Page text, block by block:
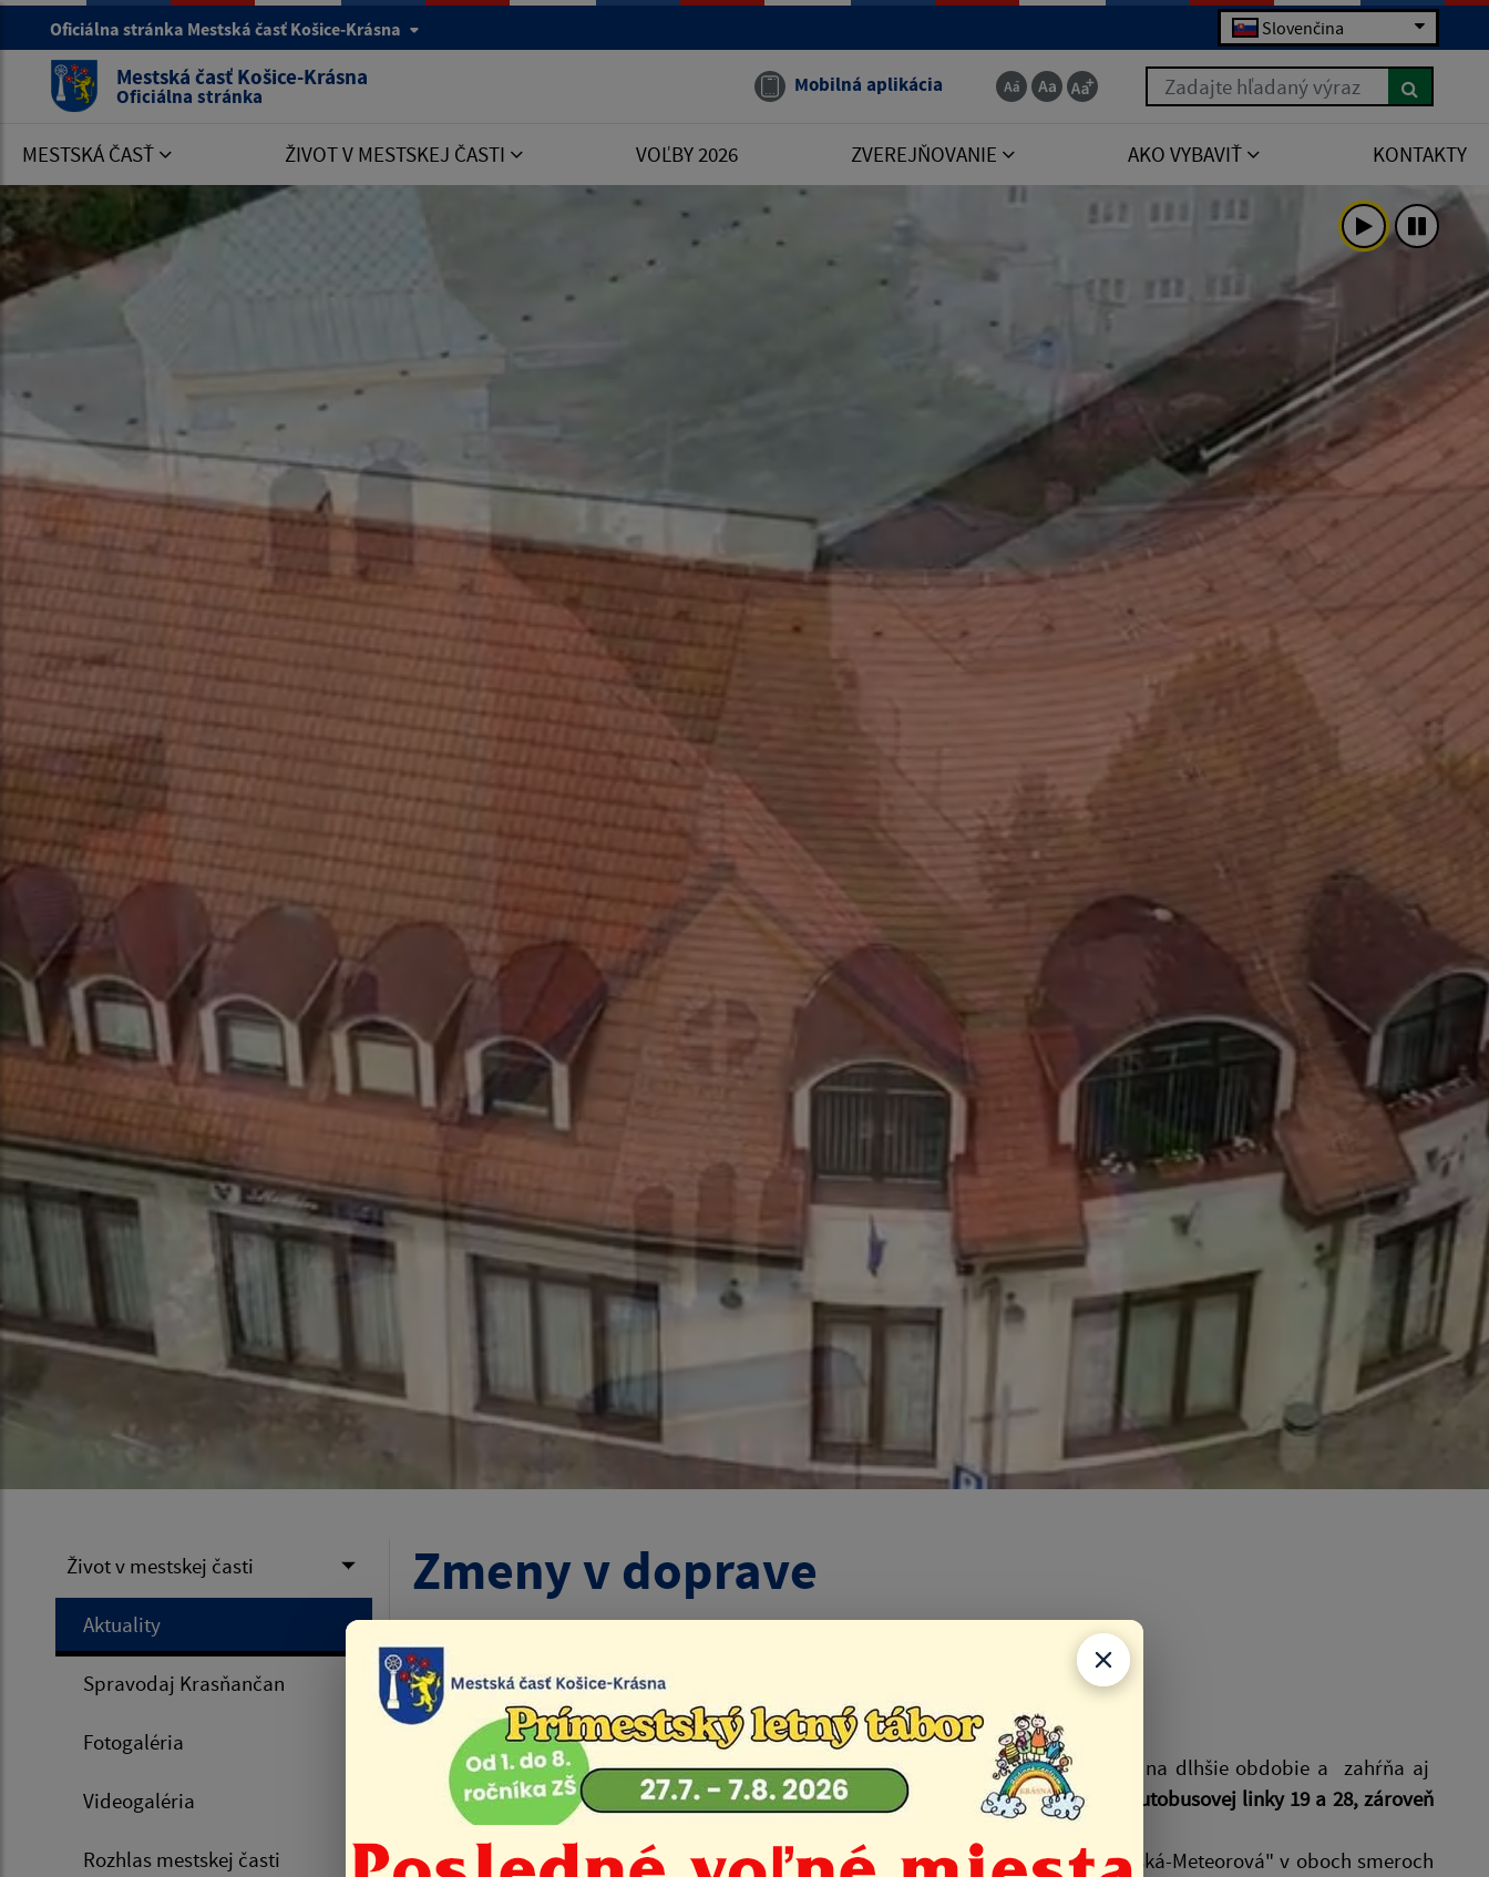
Oficiálna stránka Mestská časť Košice-Krásna Slovenčina
Mestská časť Košice-Krásna
Oficiálna stránka Mobilná aplikácia Zadajte hľadaný výraz
MESTSKÁ ČASŤ ŽIVOT V MESTSKEJ ČASTI VOĽBY 2026 ZVEREJŇOVANIE AKO VYBAVIŤ KONTAKTY
Život v mestskej časti
Aktuality
Spravodaj Krasňančan
Fotogaléria
Videogaléria
Rozhlas mestskej časti
Zmeny v doprave
09.07.2025
Rekonštrukcia električkovej trate v mestskej časti Nad jazerom je naplánovaná na dlhšie obdobie a zahŕňa aj
dočasné obmedzenia v doprave. Od pondelka 14. júla 2025 sa mení trasovanie autobusovej linky 19 a 28, zároveň
budú zavedené autobusové linky náhradnej dopravy X a XR2 :
-Upravuje sa trasa autobusovej linky 19 - predĺženie trasy linky o úsek "Dneperská-Meteorová" v oboch smeroch